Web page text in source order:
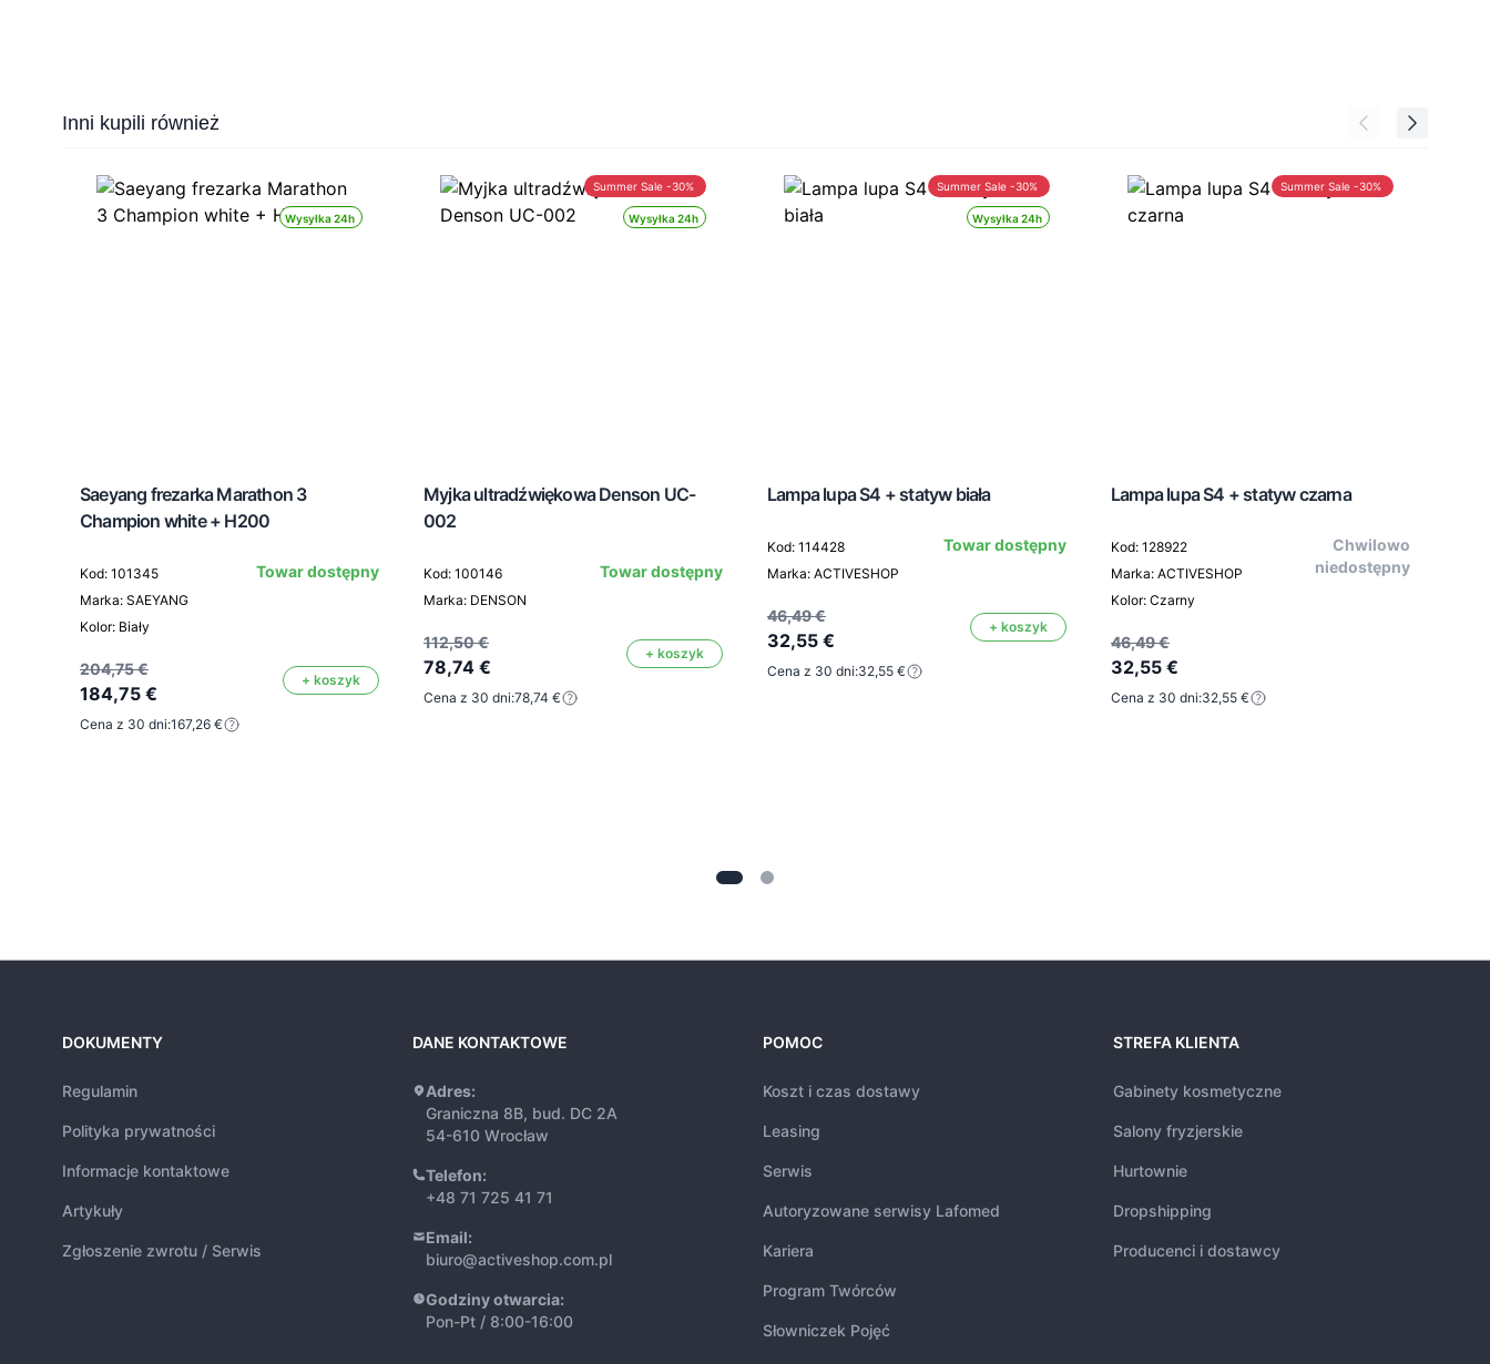
Press to skip carousel
Inni kupili również
Wysyłka 24h
Saeyang frezarka Marathon 3
Champion white + H200
Kod: 101345
Marka: SAEYANG
Kolor: Biały
Towar dostępny
204,75 €
184,75 €
+ koszyk
Cena z 30 dni:167,26 €
Wysyłka 24h
Summer Sale -30%
Myjka ultradźwiękowa Denson UC-
002
Kod: 100146
Marka: DENSON
Towar dostępny
112,50 €
78,74 €
+ koszyk
Cena z 30 dni:78,74 €
Wysyłka 24h
Summer Sale -30%
Lampa lupa S4 + statyw biała
Kod: 114428
Marka: ACTIVESHOP
Towar dostępny
46,49 €
32,55 €
+ koszyk
Cena z 30 dni:32,55 €
Summer Sale -30%
Lampa lupa S4 + statyw czarna
Kod: 128922
Marka: ACTIVESHOP
Kolor: Czarny
Chwilowo
niedostępny
46,49 €
32,55 €
Cena z 30 dni:32,55 €
DOKUMENTY
Regulamin
Polityka prywatności
Informacje kontaktowe
Artykuły
Zgłoszenie zwrotu / Serwis
DANE KONTAKTOWE
Adres:
Graniczna 8B, bud. DC 2A
54-610 Wrocław
Telefon:
+48 71 725 41 71
Email:
biuro@activeshop.com.pl
Godziny otwarcia:
Pon-Pt / 8:00-16:00
POMOC
Koszt i czas dostawy
Leasing
Serwis
Autoryzowane serwisy Lafomed
Kariera
Program Twórców
Słowniczek Pojęć
STREFA KLIENTA
Gabinety kosmetyczne
Salony fryzjerskie
Hurtownie
Dropshipping
Producenci i dostawcy